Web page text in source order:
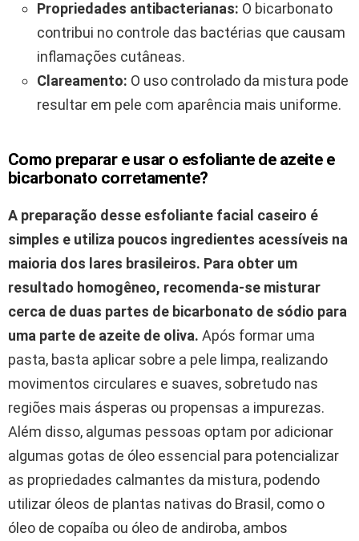
Propriedades antibacterianas: O bicarbonato
contribui no controle das bactérias que causam
inflamações cutâneas.
Clareamento: O uso controlado da mistura pode
resultar em pele com aparência mais uniforme.
Como preparar e usar o esfoliante de azeite e
bicarbonato corretamente?
A preparação desse esfoliante facial caseiro é
simples e utiliza poucos ingredientes acessíveis na
maioria dos lares brasileiros. Para obter um
resultado homogêneo, recomenda-se misturar
cerca de duas partes de bicarbonato de sódio para
uma parte de azeite de oliva. Após formar uma
pasta, basta aplicar sobre a pele limpa, realizando
movimentos circulares e suaves, sobretudo nas
regiões mais ásperas ou propensas a impurezas.
Além disso, algumas pessoas optam por adicionar
algumas gotas de óleo essencial para potencializar
as propriedades calmantes da mistura, podendo
utilizar óleos de plantas nativas do Brasil, como o
óleo de copaíba ou óleo de andiroba, ambos